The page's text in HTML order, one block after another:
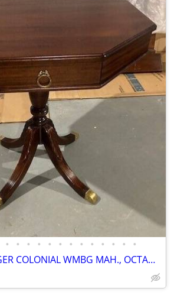
• • • • • • • • • • • • •
VTG 1940’S KITTINGER COLONIAL WMBG MAH., OCTAGONAL ACCENT TABLE